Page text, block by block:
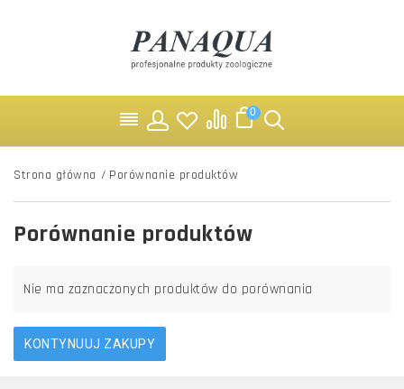
0
Strona główna / Porównanie produktów
Porównanie produktów
Nie ma zaznaczonych produktów do porównania
KONTYNUUJ ZAKUPY